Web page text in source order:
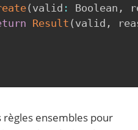
( valid : Boolean ,
Result ( valid ,
ensembles pour